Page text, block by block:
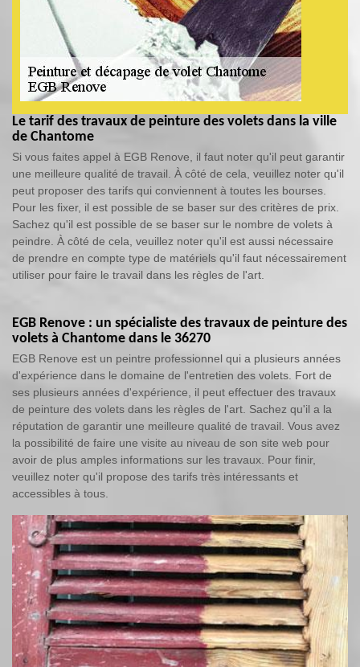
Le tarif des travaux de peinture des volets dans la ville
de Chantome
Si vous faites appel à EGB Renove, il faut noter qu'il peut garantir
une meilleure qualité de travail. À côté de cela, veuillez noter qu'il
peut proposer des tarifs qui conviennent à toutes les bourses.
Pour les fixer, il est possible de se baser sur des critères de prix.
Sachez qu'il est possible de se baser sur le nombre de volets à
peindre. À côté de cela, veuillez noter qu'il est aussi nécessaire
de prendre en compte type de matériels qu'il faut nécessairement
utiliser pour faire le travail dans les règles de l'art.
EGB Renove : un spécialiste des travaux de peinture des
volets à Chantome dans le 36270
EGB Renove est un peintre professionnel qui a plusieurs années
d'expérience dans le domaine de l'entretien des volets. Fort de
ses plusieurs années d'expérience, il peut effectuer des travaux
de peinture des volets dans les règles de l'art. Sachez qu'il a la
réputation de garantir une meilleure qualité de travail. Vous avez
la possibilité de faire une visite au niveau de son site web pour
avoir de plus amples informations sur les travaux. Pour finir,
veuillez noter qu'il propose des tarifs très intéressants et
accessibles à tous.